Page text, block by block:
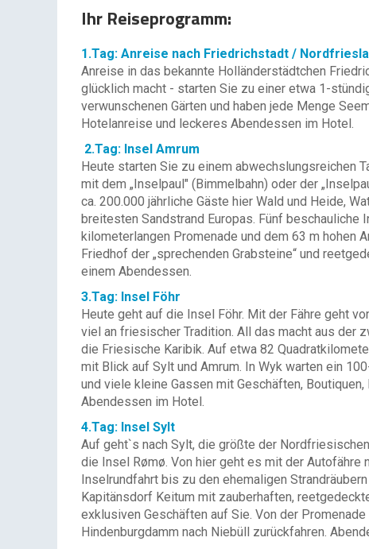
Ihr Reiseprogramm:
1.Tag: Anreise nach Friedrichstadt /
Anreise in das bekannte Holländerstädtchen
glücklich macht - starten Sie zu einer etwa 1-
verwunschenen Gärten und haben jede Menge
Hotelanreise und leckeres Abendessen im Hotel.
2.Tag: Insel Amrum
Heute starten Sie zu einem abwechslungsreichen
mit dem „Inselpaul" (Bimmelbahn) oder der
ca. 200.000 jährliche Gäste hier Wald und Heide,
breitesten Sandstrand Europas. Fünf
kilometerlangen Promenade und dem 63 m hohen
Friedhof der „sprechenden Grabsteine“ und
einem Abendessen.
3.Tag: Insel Föhr
Heute geht auf die Insel Föhr. Mit der Fähre geht
viel an friesischer Tradition. All das macht aus der
die Friesische Karibik. Auf etwa 82
mit Blick auf Sylt und Amrum. In Wyk warten ein
und viele kleine Gassen mit Geschäften,
Abendessen im Hotel.
4.Tag: Insel Sylt
Auf geht`s nach Sylt, die größte der
die Insel Rømø. Von hier geht es mit der Autofähre
Inselrundfahrt bis zu den ehemaligen
Kapitänsdorf Keitum mit zauberhaften,
exklusiven Geschäften auf Sie. Von der
Hindenburgdamm nach Niebüll zurückfahren.